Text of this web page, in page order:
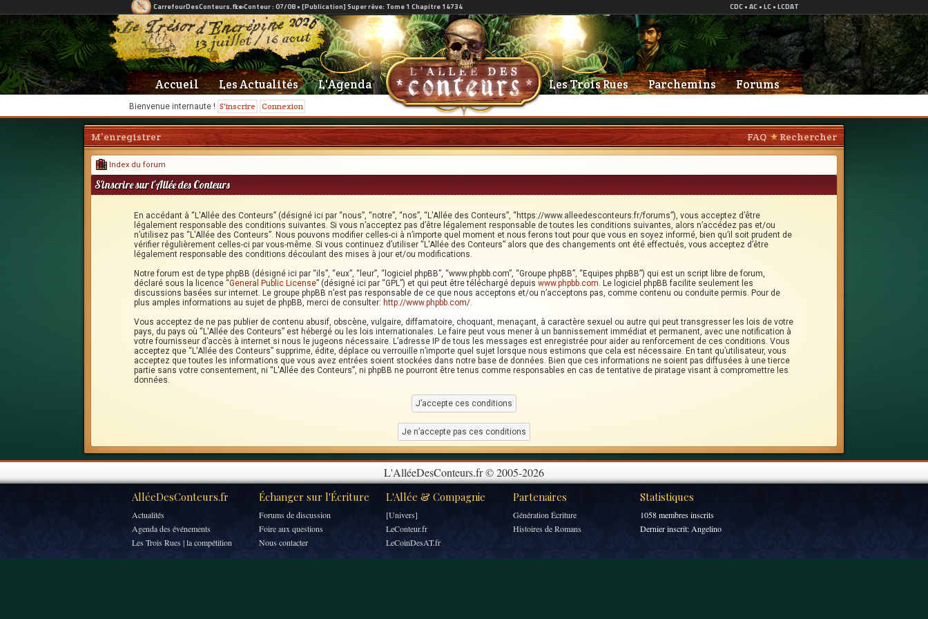
Bienvenue internaute ! S'inscrire Connexion
Accueil Les Actualités L'Agenda Les Trois Rues Parchemins Forums
FAQ Rechercher
M’enregistrer
Index du forum
S'inscrire sur l'Allée des Conteurs
En accédant à “L'Allée des Conteurs” (désigné ici par “nous”, “notre”, “nos”, “L'Allée des Conteurs”, “https://www.alleedesconteurs.fr/forums”), vous acceptez d’être
légalement responsable des conditions suivantes. Si vous n’acceptez pas d’être légalement responsable de toutes les conditions suivantes, alors n’accédez pas et/ou
n’utilisez pas “L'Allée des Conteurs”. Nous pouvons modifier celles-ci à n’importe quel moment et nous ferons tout pour que vous en soyez informé, bien qu’il soit prudent de
vérifier régulièrement celles-ci par vous-même. Si vous continuez d’utiliser “L'Allée des Conteurs” alors que des changements ont été effectués, vous acceptez d’être
légalement responsable des conditions découlant des mises à jour et/ou modifications.
Notre forum est de type phpBB (désigné ici par “ils”, “eux”, “leur”, “logiciel phpBB”, “www.phpbb.com”, “Groupe phpBB”, “Equipes phpBB”) qui est un script libre de forum,
déclaré sous la licence “General Public License” (désigné ici par “GPL”) et qui peut être téléchargé depuis www.phpbb.com. Le logiciel phpBB facilite seulement les
discussions basées sur internet. Le groupe phpBB n’est pas responsable de ce que nous acceptons et/ou n’acceptons pas, comme contenu ou conduite permis. Pour de
plus amples informations au sujet de phpBB, merci de consulter: http://www.phpbb.com/.
Vous acceptez de ne pas publier de contenu abusif, obscène, vulgaire, diffamatoire, choquant, menaçant, à caractère sexuel ou autre qui peut transgresser les lois de votre
pays, du pays où “L'Allée des Conteurs” est hébergé ou les lois internationales. Le faire peut vous mener à un bannissement immédiat et permanent, avec une notification à
votre fournisseur d’accès à internet si nous le jugeons nécessaire. L’adresse IP de tous les messages est enregistrée pour aider au renforcement de ces conditions. Vous
acceptez que “L'Allée des Conteurs” supprime, édite, déplace ou verrouille n’importe quel sujet lorsque nous estimons que cela est nécessaire. En tant qu’utilisateur, vous
acceptez que toutes les informations que vous avez entrées soient stockées dans notre base de données. Bien que ces informations ne soient pas diffusées à une tierce
partie sans votre consentement, ni “L'Allée des Conteurs”, ni phpBB ne pourront être tenus comme responsables en cas de tentative de piratage visant à compromettre les
données.
L'AlléeDesConteurs.fr © 2005-2026
AlléeDesConteurs.fr Échanger sur l'Écriture L'Allée & Compagnie Partenaires Statistiques
Actualités
Agenda des événements
Les Trois Rues | la compétition
Forums de discussion
Foire aux questions
Nous contacter
[Univers]
LeConteur.fr
LeCoinDesAT.fr
Génération Écriture
Histoires de Romans
1058 membres inscrits
Dernier inscrit: Angelino